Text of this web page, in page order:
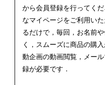
から会員登録を行ってく
なマイページをご利用い
るだけで，毎回，お名前
く，スムーズに商品の購
動企画の動画閲覧，メー
録が必要です．